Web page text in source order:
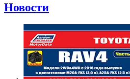
Новости